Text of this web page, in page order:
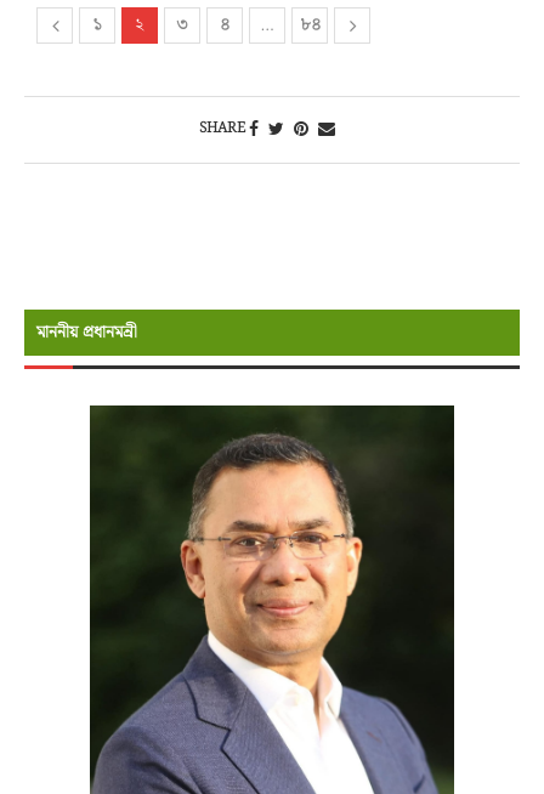
১ ২ ৩ ৪ … ৮৪
SHARE
মাননীয় প্রধানমন্রী